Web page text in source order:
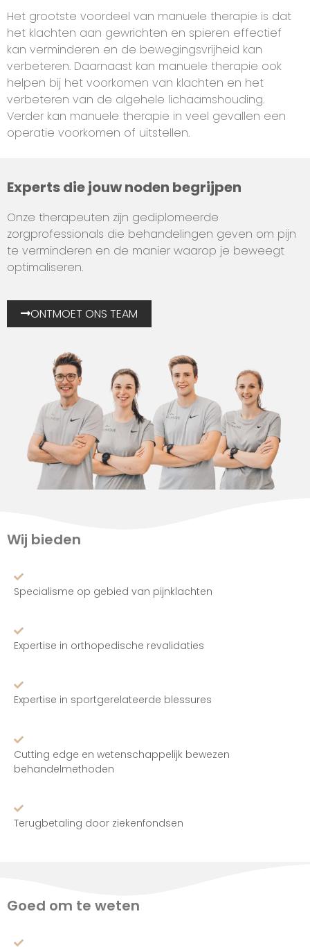
Het grootste voordeel van manuele therapie is dat
het klachten aan gewrichten en spieren effectief
kan verminderen en de bewegingsvrijheid kan
verbeteren. Daarnaast kan manuele therapie ook
helpen bij het voorkomen van klachten en het
verbeteren van de algehele lichaamshouding.
Verder kan manuele therapie in veel gevallen een
operatie voorkomen of uitstellen.
Experts die jouw noden begrijpen
Onze therapeuten zijn gediplomeerde
zorgprofessionals die behandelingen geven om pijn
te verminderen en de manier waarop je beweegt
optimaliseren.
ONTMOET ONS TEAM
Wij bieden
Specialisme op gebied van pijnklachten
Expertise in orthopedische revalidaties
Expertise in sportgerelateerde blessures
Cutting edge en wetenschappelijk bewezen
behandelmethoden
Terugbetaling door ziekenfondsen
Goed om te weten